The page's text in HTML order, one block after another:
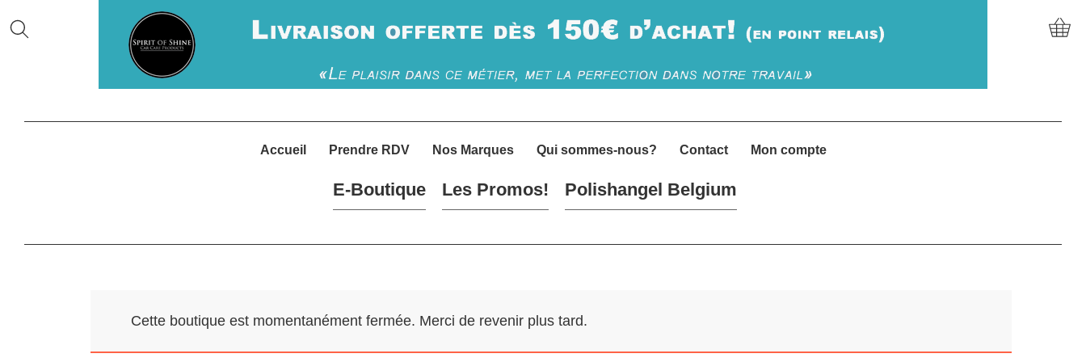
Accueil Prendre RDV Nos Marques Qui sommes-nous? Contact Mon compte
E-Boutique Les Promos! Polishangel Belgium
Cette boutique est momentanément fermée. Merci de revenir plus tard.